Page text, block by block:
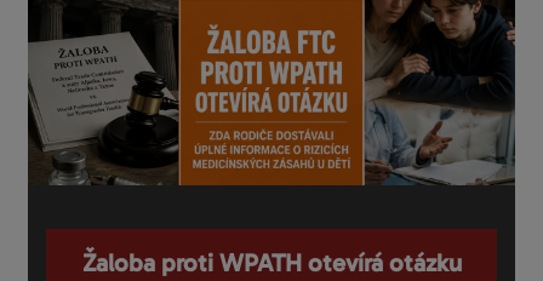
Žaloba proti WPATH otevírá otázku